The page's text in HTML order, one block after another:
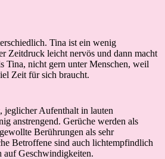
Tina ist ein wenig
Zeitdruck leicht nervös und dann macht
Tina, nicht gern unter Menschen, weil
Zeit für sich braucht.
jeglicher Aufenthalt in lauten
anstrengend. Gerüche werden als
Berührungen als sehr
Betroffene sind auch lichtempfindlich
auf Geschwindigkeiten.